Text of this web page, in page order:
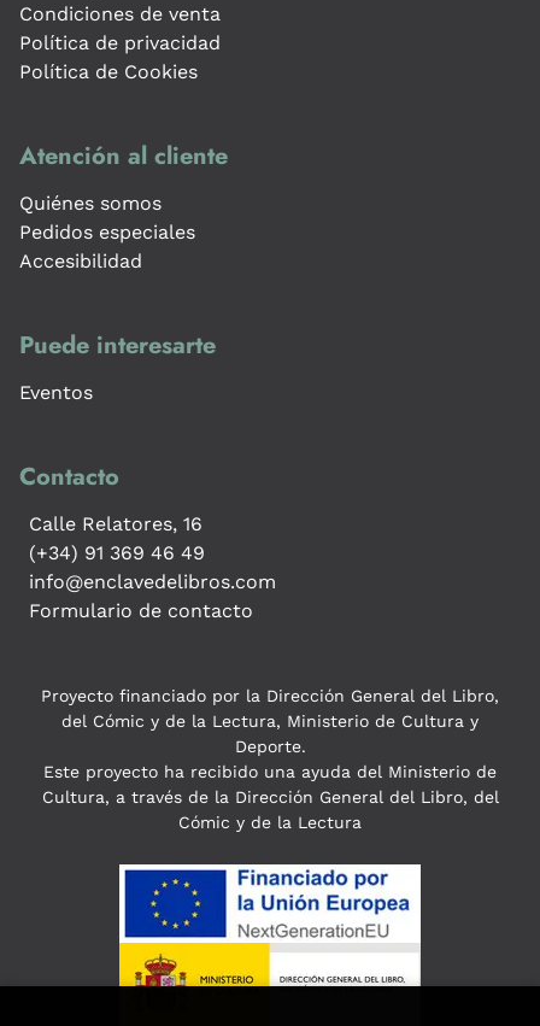
Condiciones de venta
Política de privacidad
Política de Cookies
Atención al cliente
Quiénes somos
Pedidos especiales
Accesibilidad
Puede interesarte
Eventos
Contacto
Calle Relatores, 16
(+34) 91 369 46 49
info@enclavedelibros.com
Formulario de contacto
Proyecto financiado por la Dirección General del Libro,
del Cómic y de la Lectura, Ministerio de Cultura y
Deporte.
Este proyecto ha recibido una ayuda del Ministerio de
Cultura, a través de la Dirección General del Libro, del
Cómic y de la Lectura